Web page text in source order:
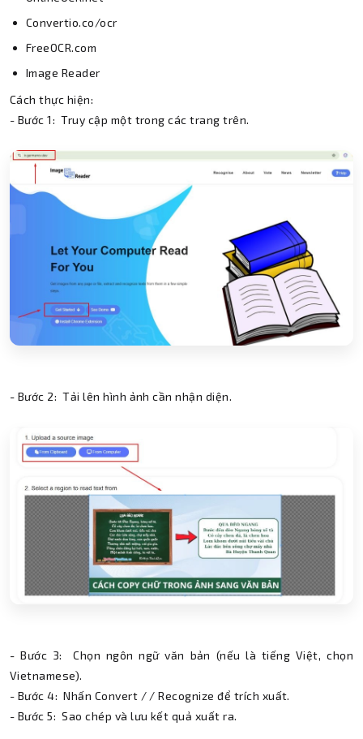
Convertio.co/ocr
FreeOCR.com
Image Reader
Cách thực hiện:
- Bước 1: Truy cập một trong các trang trên.
- Bước 2: Tải lên hình ảnh cần nhận diện.
- Bước 3: Chọn ngôn ngữ văn bản (nếu là tiếng Việt, chọn
Vietnamese).
- Bước 4: Nhấn Convert / / Recognize để trích xuất.
- Bước 5: Sao chép và lưu kết quả xuất ra.